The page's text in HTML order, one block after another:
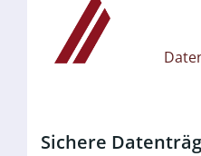
Sichere